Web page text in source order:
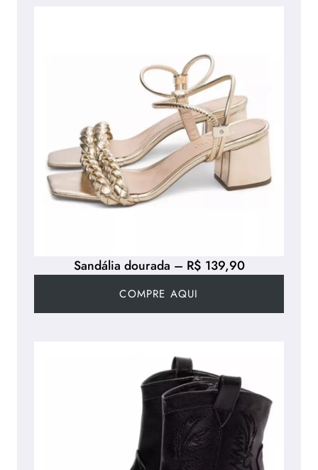
Sandália dourada – R$ 139,90
COMPRE AQUI